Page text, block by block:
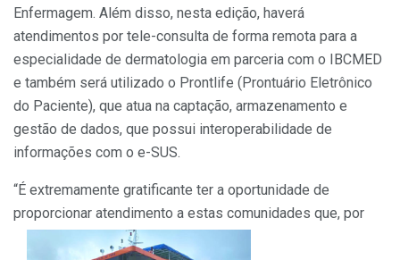
Enfermagem. Além disso, nesta edição, haverá
atendimentos por tele-consulta de forma remota para a
especialidade de dermatologia em parceria com o IBCMED
e também será utilizado o Prontlife (Prontuário Eletrônico
do Paciente), que atua na captação, armazenamento e
gestão de dados, que possui interoperabilidade de
informações com o e-SUS.
“É extremamente gratificante ter a oportunidade de
proporcionar atendimento a estas comunidades que, por